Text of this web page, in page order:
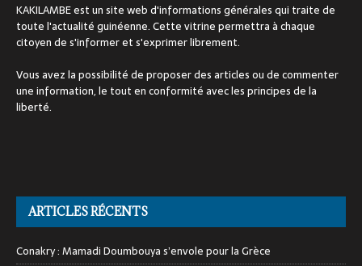
KAKILAMBE est un site web d'informations générales qui traite de
toute l'actualité guinéenne. Cette vitrine permettra à chaque
citoyen de s'informer et s'exprimer librement.
Vous avez la possibilité de proposer des articles ou de commenter
une information, le tout en conformité avec les principes de la
liberté.
ARTICLES RÉCENTS
Conakry : Mamadi Doumbouya s’envole pour la Grèce